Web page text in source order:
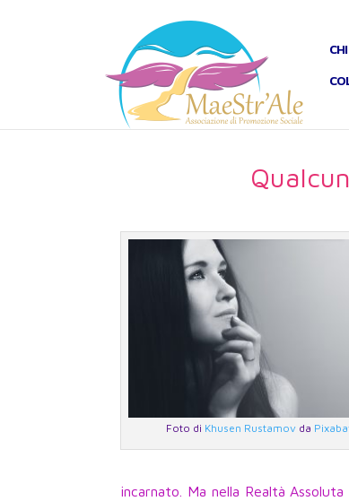
Foto di Khusen Rustamovda
incarnato. Ma nella Realtà